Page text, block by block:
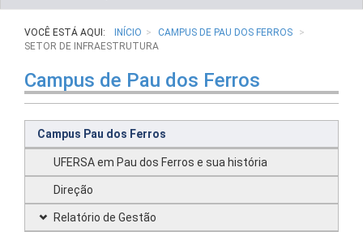
VOCÊ ESTÁ AQUI: INÍCIO
CAMPUS DE PAU DOS FERROS
SETOR DE INFRAESTRUTURA
Campus de Pau dos Ferros
Campus Pau dos Ferros
UFERSA em Pau dos Ferros e sua história
Direção
Relatório de Gestão